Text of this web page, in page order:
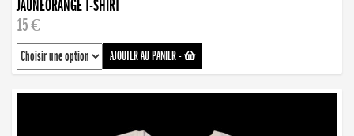
JAUNEORANGE T-SHIRT
15 €
AJOUTER AU PANIER-